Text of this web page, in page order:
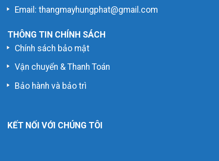
Email: thangmayhungphat@gmail.com
THÔNG TIN CHÍNH SÁCH
Chính sách bảo mật
Vận chuyển & Thanh Toán
Bảo hành và bảo trì
KẾT NỐI VỚI CHÚNG TÔI